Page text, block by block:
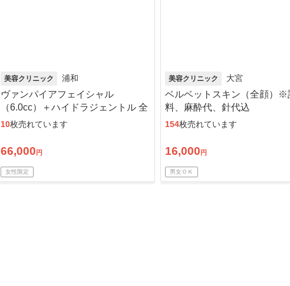
美容クリニック 浦和
ヴァンパイアフェイシャル
（6.0cc）＋ハイドラジェントル 全
顔
10枚売れています
66,000 円
女性限定
美容クリニック 大宮
ベルベットスキン（全顔）※
料、麻酔代、針代込
154枚売れています
16,000 円
男女ＯＫ